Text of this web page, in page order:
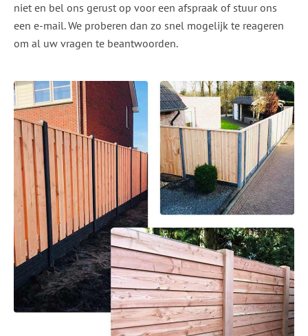
niet en bel ons gerust op voor een afspraak of stuur ons
een e-mail. We proberen dan zo snel mogelijk te reageren
om al uw vragen te beantwoorden.